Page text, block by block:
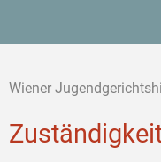
Wiener